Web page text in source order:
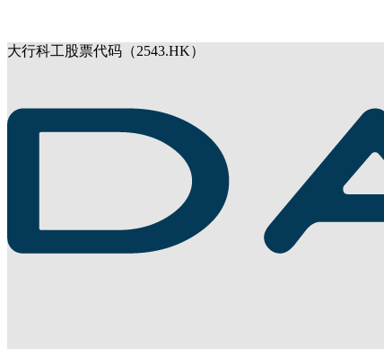
大行科工股票代码（2543.HK）